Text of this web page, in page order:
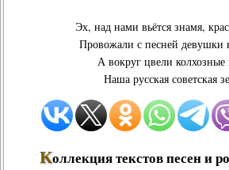
Эх, над нами вьётся знамя,
Провожали с песней девушки
А вокруг цвели колхозные
Наша русская советская
Коллекция текстов песен и